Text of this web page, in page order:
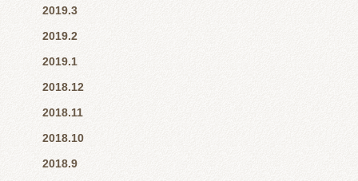
2019.3
2019.2
2019.1
2018.12
2018.11
2018.10
2018.9